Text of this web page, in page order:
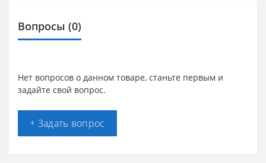
Вопросы (0)
Нет вопросов о данном товаре, станьте первым и
задайте свой вопрос.
+ Задать вопрос